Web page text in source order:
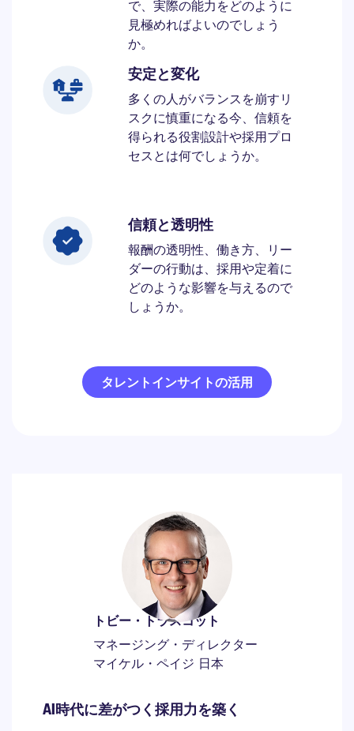
で、実際の能力をどのように
見極めればよいのでしょう
か。
安定と変化
多くの人がバランスを崩すリ
スクに慎重になる今、信頼を
得られる役割設計や採用プロ
セスとは何でしょうか。
信頼と透明性
報酬の透明性、働き方、リー
ダーの行動は、採用や定着に
どのような影響を与えるので
しょうか。
タレントインサイトの活用
トビー・トラスコット
マネージング・ディレクター
マイケル・ペイジ 日本
AI時代に差がつく採用力を築く